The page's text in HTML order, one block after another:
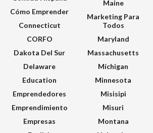
Cómo Emprender
Connecticut
CORFO
Dakota Del Sur
Delaware
Education
Emprendedores
Emprendimiento
Empresas
Maine
Marketing Para
Todos
Maryland
Massachusetts
Míchigan
Minnesota
Misisipi
Misuri
Montana